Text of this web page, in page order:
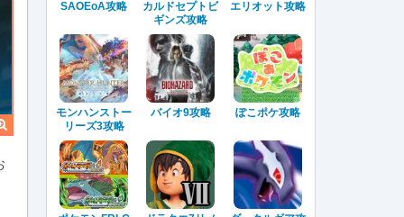
SAOEoA攻略
カルドセプトビ
ギンズ攻略
エリオット攻略
モンハンストー
リーズ3攻略
バイオ9攻略 ぽこポケ攻略